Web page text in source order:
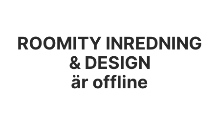
ROOMITY INREDNING
& DESIGN
är offline